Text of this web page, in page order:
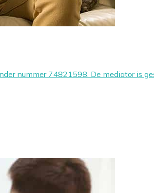
nummer 74821598. De mediator is